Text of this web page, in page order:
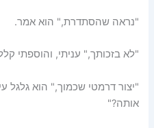
"נראה שהסתדרת," הוא אמר.
"לא בזכותך," עניתי, והוספתי
"יצור דרמטי שכמוך," הוא גלגל
אותה?"